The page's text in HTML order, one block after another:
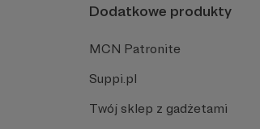
Dodatkowe produkty
MCN Patronite
Suppi.pl
Twój sklep z gadżetami